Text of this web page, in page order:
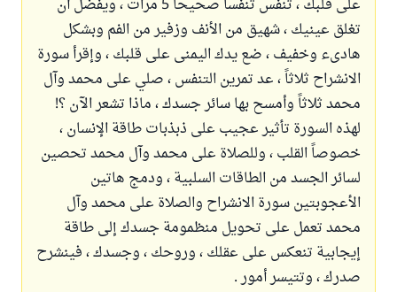
على قلبك ، تنفس تنفساً صحيحاً 5 مرات ، ويفضل أن
تغلق عينيك ، شهيق من الأنف وزفير من الفم وبشكل
هادىء وخفيف ، ضع يدك اليمنى على قلبك ، وإقرأ سورة
الانشراح ثلاثاً ، عد تمرين التنفس ، صلي على محمد وآل
محمد ثلاثاً وأمسح بها سائر جسدك ، ماذا تشعر الآن ؟!
لهذه السورة تأثير عجيب على ذبذبات طاقة الإنسان ،
خصوصاً القلب ، وللصلاة على محمد وآل محمد تحصين
لسائر الجسد من الطاقات السلبية ، ودمج هاتين
الأعجوبتين سورة الانشراح والصلاة على محمد وآل
محمد تعمل على تحويل منظمومة جسدك إلى طاقة
إيجابية تنعكس على عقلك ، وروحك ، وجسدك ، فينشرح
صدرك ، وتتيسر أمور .